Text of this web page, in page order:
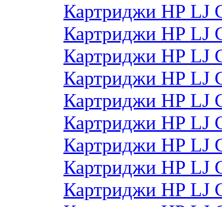
Картриджи HP LJ
Картриджи HP LJ
Картриджи HP LJ
Картриджи HP LJ
Картриджи HP LJ
Картриджи HP LJ
Картриджи HP LJ
Картриджи HP LJ
Картриджи HP LJ